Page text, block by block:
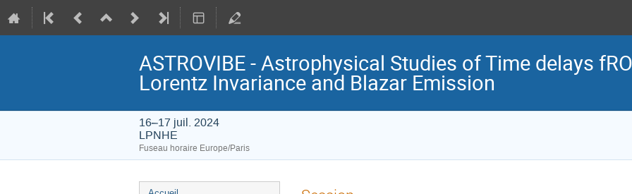
ASTROVIBE - Astrophysical Studies of Time delays
Lorentz Invariance and Blazar Emission
16–17 juil. 2024
LPNHE
Fuseau horaire Europe/Paris
Menu